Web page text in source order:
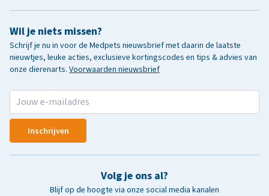
Wil je niets missen?
Schrijf je nu in voor de Medpets nieuwsbrief met daarin de laatste
nieuwtjes, leuke acties, exclusieve kortingscodes en tips & advies van
onze dierenarts. Voorwaarden nieuwsbrief
Inschrijven
Volg je ons al?
Blijf op de hoogte via onze social media kanalen